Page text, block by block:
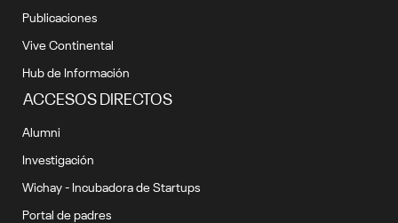
Publicaciones
Vive Continental
Hub de Información
ACCESOS DIRECTOS
Alumni
Investigación
Wichay - Incubadora de Startups
Portal de padres